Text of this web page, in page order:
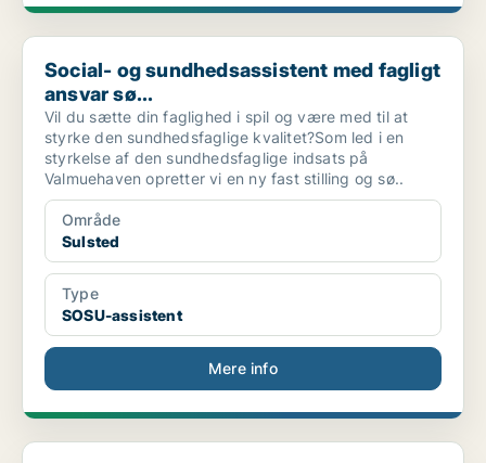
Social- og sundhedsassistent med fagligt ansvar sø...
Social- og sundhedsassistent med fagligt
ansvar sø...
Vil du sætte din faglighed i spil og være med til at
styrke den sundhedsfaglige kvalitet?Som led i en
styrkelse af den sundhedsfaglige indsats på
Valmuehaven opretter vi en ny fast stilling og sø..
Område
Sulsted
Type
SOSU-assistent
Mere info
socialfaglig medarbejder søges til Organisationen ...